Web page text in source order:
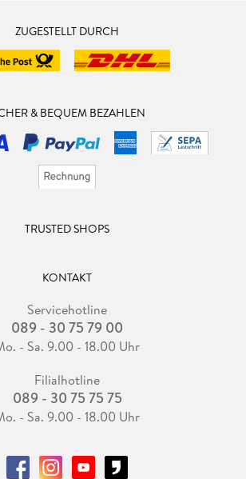
ZUGESTELLT DURCH
& BEQUEM BEZAHLEN
TRUSTED SHOPS
KONTAKT
Servicehotline
089 - 30 75 79 00
- Sa. 9.00 - 18.00 Uhr
Filialhotline
089 - 30 75 75 75
- Sa. 9.00 - 18.00 Uhr